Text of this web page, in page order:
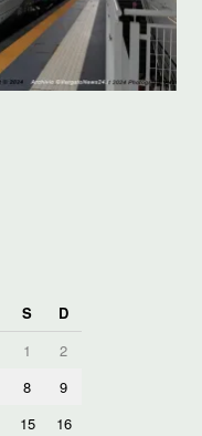
S
D
1
2
8
9
15
16